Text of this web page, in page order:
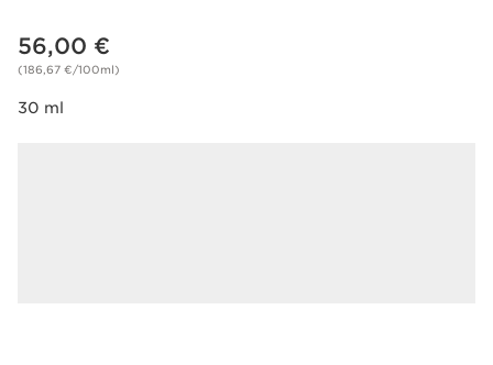
accord en cliquant ci-dessous.
Nouveau prix 56,00 €
56,00 €
(186,67 €/100ml)
30 ml